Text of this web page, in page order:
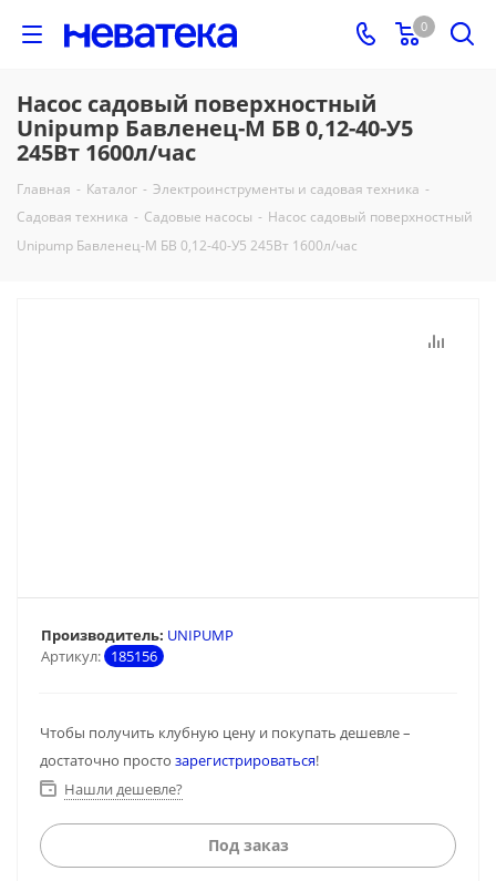
0
Насос садовый поверхностный
Unipump Бавленец-М БВ 0,12-40-У5
245Вт 1600л/час
Главная - Каталог - Электроинструменты и садовая техника -
Садовая техника - Садовые насосы - Насос садовый поверхностный
Unipump Бавленец-М БВ 0,12-40-У5 245Вт 1600л/час
Артикул: 185156
Производитель: UNIPUMP
Чтобы получить клубную цену и покупать дешевле –
достаточно просто зарегистрироваться!
Нашли дешевле?
Под заказ